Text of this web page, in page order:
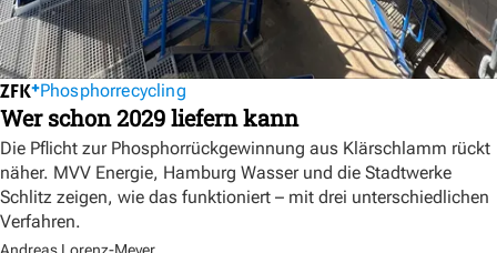
Phosphorrecycling
Wer schon 2029 liefern kann
Die Pflicht zur Phosphorrückgewinnung aus Klärschlamm rückt
näher. MVV Energie, Hamburg Wasser und die Stadtwerke
Schlitz zeigen, wie das funktioniert – mit drei unterschiedlichen
Verfahren.